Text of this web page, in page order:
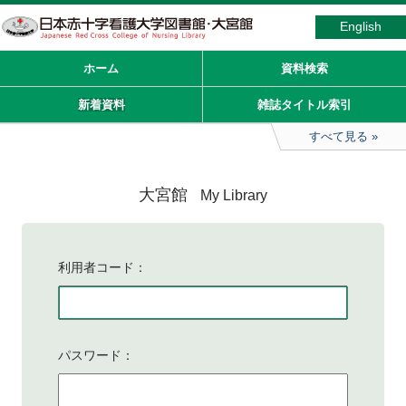
English
ホーム 資料検索
新着資料 雑誌タイトル索引
すべて見る
大宮館 My Library
利用者コード
パスワード